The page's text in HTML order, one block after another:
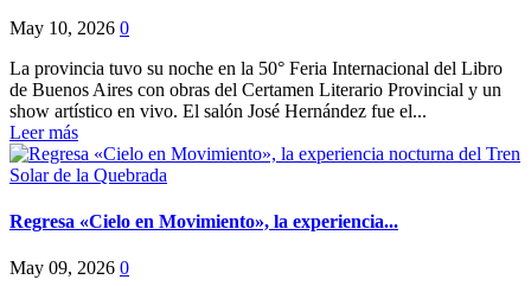
May 10, 2026 0
La provincia tuvo su noche en la 50° Feria Internacional del Libro
de Buenos Aires con obras del Certamen Literario Provincial y un
show artístico en vivo. El salón José Hernández fue el...
Leer más
Regresa «Cielo en Movimiento», la experiencia...
May 09, 2026 0